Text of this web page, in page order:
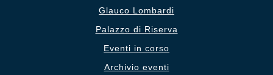
Glauco Lombardi
Palazzo di Riserva
Eventi in corso
Archivio eventi